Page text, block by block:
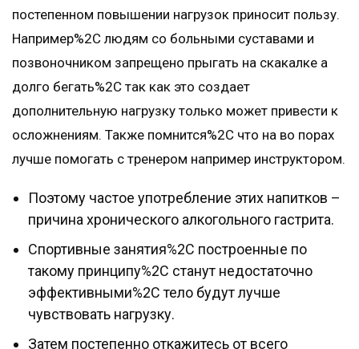
постепенном повышении нагрузок приносит пользу.
Например%2C людям со больными суставами и
позвоночником запрещено прыгать на скакалке а
долго бегать%2C так как это создает
дополнительную нагрузку только может привести к
осложнениям. Также помнится%2C что на во порах
лучше помогать с тренером например инструктором.
Поэтому частое употребление этих напитков –
причина хронического алкогольного гастрита.
Спортивные занятия%2C построенные по
такому принципу%2C станут недостаточно
эффективными%2C тело будут лучше
чувствовать нагрузку.
Затем постепенно откажитесь от всего